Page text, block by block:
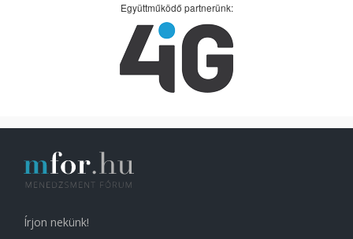
Együttműködő partnerünk:
Írjon nekünk!